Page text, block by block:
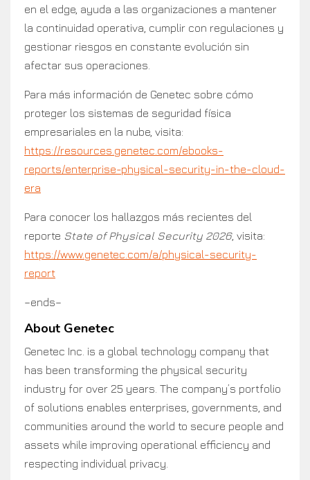
en el edge, ayuda a las organizaciones a mantener
la continuidad operativa, cumplir con regulaciones y
gestionar riesgos en constante evolución sin
afectar sus operaciones.
Para más información de Genetec sobre cómo
proteger los sistemas de seguridad física
empresariales en la nube, visita:
https://resources.genetec.com/ebooks-
reports/enterprise-physical-security-in-the-cloud-
era
Para conocer los hallazgos más recientes del
reporte State of Physical Security 2026, visita:
https://www.genetec.com/a/physical-security-
report
–ends–
About Genetec
Genetec Inc. is a global technology company that
has been transforming the physical security
industry for over 25 years. The company’s portfolio
of solutions enables enterprises, governments, and
communities around the world to secure people and
assets while improving operational efficiency and
respecting individual privacy.